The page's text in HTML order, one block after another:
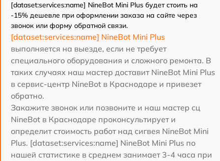
[dataset:services:name] NineBot Mini Plus будет стоить на
-15% дешевле при оформлении заказа на сайте через
звонок или форму обратной связи.
[dataset:services:name] NineBot Mini Plus
выполняется на выезде, если не требует
специального оборудования и сложного ремонта. В
таких случаях наш мастер доставит NineBot Mini Plus
в сервис-центр NineBot в Краснодаре и привезет
обратно.
Закажите звонок или позвоните и наш мастер сц
NineBot в Краснодаре проконсультирует и
определит стоимость работ над сигвея NineBot Mini
Plus. [dataset:services:name] NineBot Mini Plus по
нашей статистике в среднем занимает 3-4 часа при